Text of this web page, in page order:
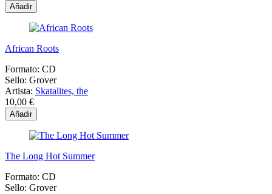
Añadir
African Roots
Formato: CD
Sello: Grover
Artista: Skatalites, the
10,00 €
Añadir
The Long Hot Summer
Formato: CD
Sello: Grover